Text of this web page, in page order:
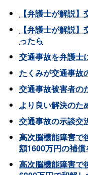
【弁護士が解説
【弁護士が解説
ったら
交通事故を弁護士
たくみが交通事故
交通事故被害者の
より良い解決のた
交通事故の示談交
高次脳機能障害で
額1600万円の補
高次脳機能障害で